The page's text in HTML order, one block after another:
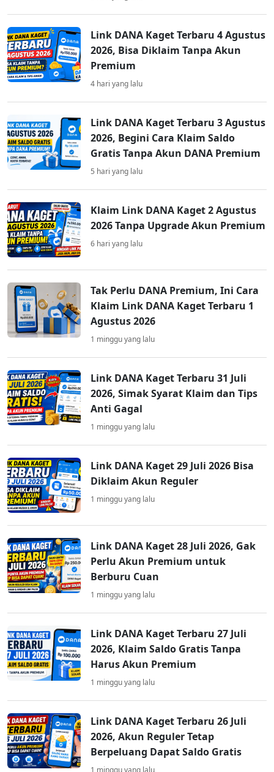
Link DANA Kaget Terbaru 4 Agustus
2026, Bisa Diklaim Tanpa Akun
Premium
4 hari yang lalu
Link DANA Kaget Terbaru 3 Agustus
2026, Begini Cara Klaim Saldo
Gratis Tanpa Akun DANA Premium
5 hari yang lalu
Klaim Link DANA Kaget 2 Agustus
2026 Tanpa Upgrade Akun Premium
6 hari yang lalu
Tak Perlu DANA Premium, Ini Cara
Klaim Link DANA Kaget Terbaru 1
Agustus 2026
1 minggu yang lalu
Link DANA Kaget Terbaru 31 Juli
2026, Simak Syarat Klaim dan Tips
Anti Gagal
1 minggu yang lalu
Link DANA Kaget 29 Juli 2026 Bisa
Diklaim Akun Reguler
1 minggu yang lalu
Link DANA Kaget 28 Juli 2026, Gak
Perlu Akun Premium untuk
Berburu Cuan
1 minggu yang lalu
Link DANA Kaget Terbaru 27 Juli
2026, Klaim Saldo Gratis Tanpa
Harus Akun Premium
1 minggu yang lalu
Link DANA Kaget Terbaru 26 Juli
2026, Akun Reguler Tetap
Berpeluang Dapat Saldo Gratis